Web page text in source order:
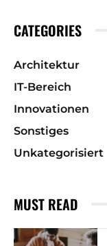
CATEGORIES
Architektur
IT-Bereich
Innovationen
Sonstiges
Unkategorisiert
MUST READ